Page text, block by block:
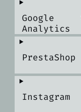
Google
Analytics
PrestaShop
Instagram